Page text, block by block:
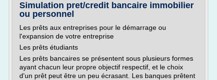
Simulation pret/credit bancaire immobilier
ou personnel
Les prêts aux entreprises pour le démarrage ou
l'expansion de votre entreprise
Les prêts étudiants
Les prêts bancaires se présentent sous plusieurs formes
ayant chacun leur propre objectif respectif, et le choix
d'un prêt peut être un peu écrasant. Les banques prêtent